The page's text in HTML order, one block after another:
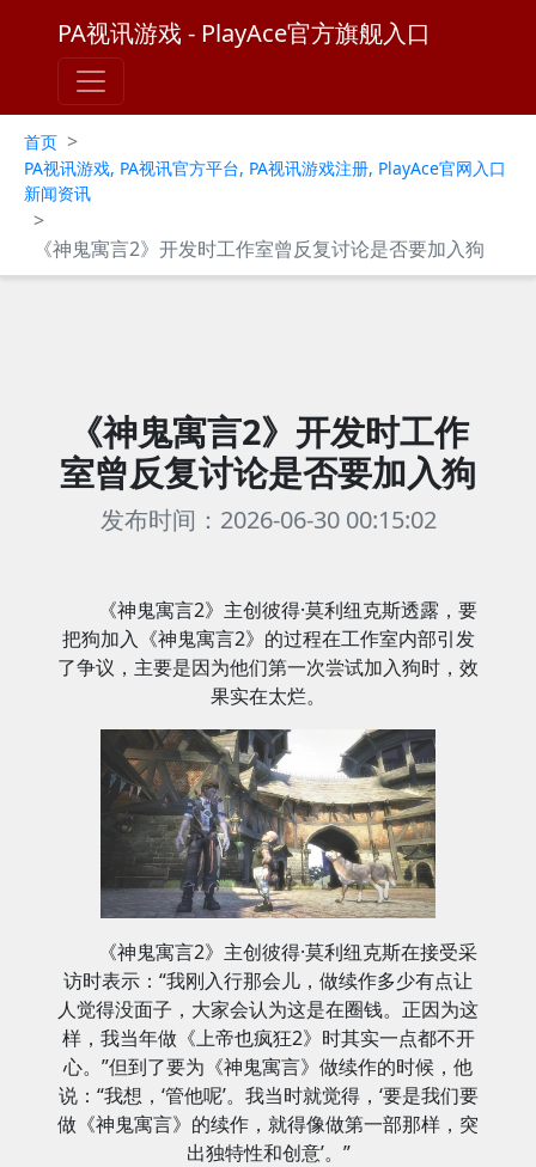
PA视讯游戏 - PlayAce官方旗舰入口
首页 >
PA视讯游戏, PA视讯官方平台, PA视讯游戏注册, PlayAce官网入口
新闻资讯
>
《神鬼寓言2》开发时工作室曾反复讨论是否要加入狗
《神鬼寓言2》开发时工作
室曾反复讨论是否要加入狗
发布时间：2026-06-30 00:15:02
《神鬼寓言2》主创彼得·莫利纽克斯透露，要
把狗加入《神鬼寓言2》的过程在工作室内部引发
了争议，主要是因为他们第一次尝试加入狗时，效
果实在太烂。
《神鬼寓言2》主创彼得·莫利纽克斯在接受采
访时表示：“我刚入行那会儿，做续作多少有点让
人觉得没面子，大家会认为这是在圈钱。正因为这
样，我当年做《上帝也疯狂2》时其实一点都不开
心。”但到了要为《神鬼寓言》做续作的时候，他
说：“我想，‘管他呢’。我当时就觉得，‘要是我们要
做《神鬼寓言》的续作，就得像做第一部那样，突
出独特性和创意’。”